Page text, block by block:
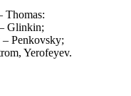
Тhomas:
Glinkin;
Penkovsky;
Yerofeyev.